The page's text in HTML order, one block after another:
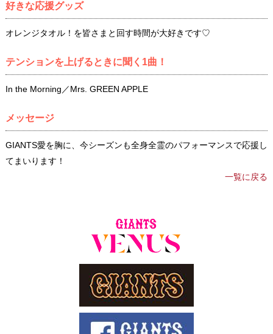
好きな応援グッズ
オレンジタオル！を皆さまと回す時間が大好きです♡
テンションを上げるときに聞く1曲！
In the Morning／Mrs. GREEN APPLE
メッセージ
GIANTS愛を胸に、今シーズンも全身全霊のパフォーマンスで応援し
てまいります！
一覧に戻る